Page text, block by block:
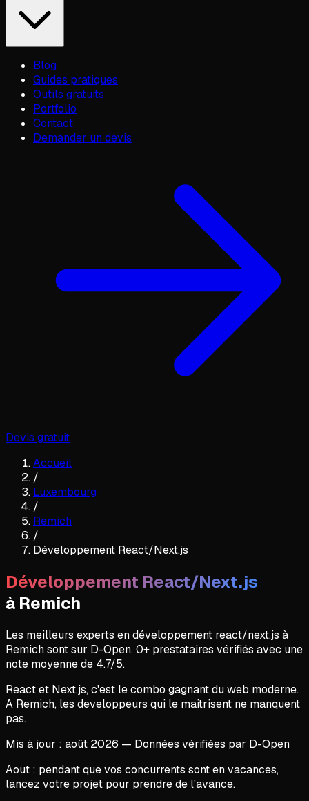
Blog
Guides pratiques
Outils gratuits
Portfolio
Contact
Demander un devis
Devis gratuit
Accueil
/
Luxembourg
/
Remich
/
Développement React/Next.js
Développement React/Next.js
à Remich
Les meilleurs experts endéveloppement react/next.js à
Remichsont sur D-Open.0+ prestataires vérifiés avec une
note moyenne de 4.7/5.
React et Next.js, c'est le combo gagnant du web moderne.
A Remich, les developpeurs qui le maitrisent ne manquent
pas.
Mis à jour : août 2026 — Données vérifiées par D-Open
Aout : pendant que vos concurrents sont en vacances,
lancez votre projet pour prendre de l'avance.